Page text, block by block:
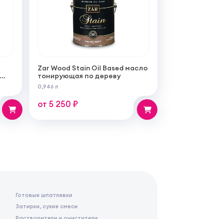
Zar Wood Stain Oil Based масло
тонирующая по дереву
0,946 л
от 5 250 ₽
Готовые шпатлевки
Затирки, сухие смеси